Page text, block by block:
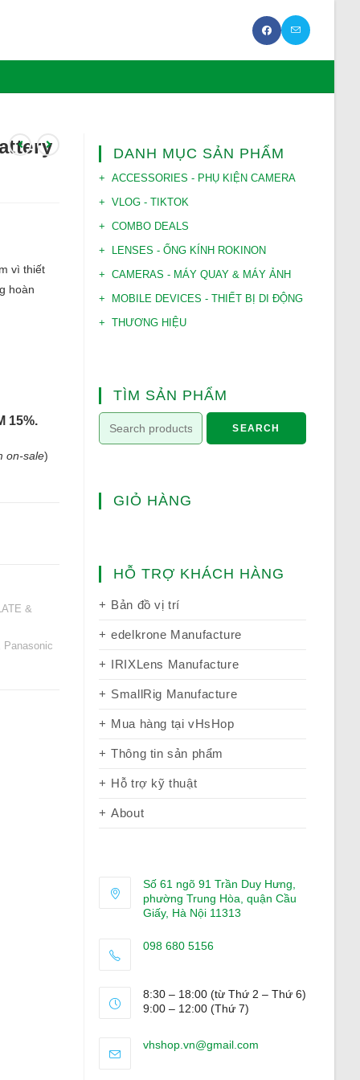
vì thiết
hoàn
15%.
on-sale)
&
Panasonic
DANH MỤC SẢN PHẨM
ACCESSORIES - PHỤ KIỆN CAMERA
VLOG - TIKTOK
COMBO DEALS
LENSES - ỐNG KÍNH ROKINON
CAMERAS - MÁY QUAY & MÁY ẢNH
MOBILE DEVICES - THIẾT BỊ DI ĐỘNG
THƯƠNG HIỆU
TÌM SẢN PHẨM
SEARCH
GIỎ HÀNG
HỖ TRỢ KHÁCH HÀNG
Bản đồ vị trí
edelkrone Manufacture
IRIXLens Manufacture
SmallRig Manufacture
Mua hàng tại vHsHop
Thông tin sản phẩm
Hỗ trợ kỹ thuật
About
Số 61 ngõ 91 Trần Duy Hưng,
phường Trung Hòa, quận Cầu
Giấy, Hà Nội 11313
098 680 5156
your
8:30 – 18:00 (từ Thứ 2 – Thứ 6)
9:00 – 12:00 (Thứ 7)
vhshop.vn@gmail.comOpens